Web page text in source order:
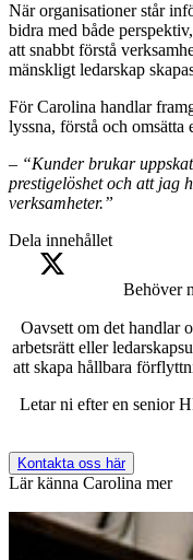
När organisationer står
bidra med både
att snabbt förstå
mänskligt ledarskap
För Carolina handlar
lyssna, förstå och omsätta
– “Kunder brukar
prestigelöshet och att jag
verksamheter.”
Dela innehållet
Behöver
Oavsett om det handlar
arbetsrätt eller
att skapa hållbara
Letar ni efter en senior
Kontakta oss här
Lär känna Carolina mer